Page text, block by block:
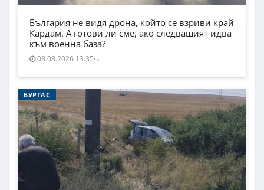
България не видя дрона, който се взриви край
Кардам. А готови ли сме, ако следващият идва
към военна база?
08.08.2026 13:35ч.
БУРГАС